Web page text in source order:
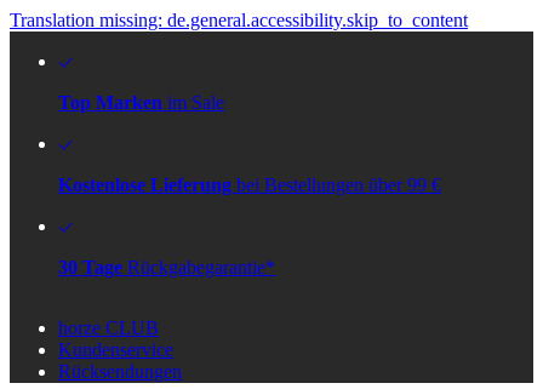
Translation missing: de.general.accessibility.skip_to_content
Top Marken im Sale
Kostenlose Lieferung bei Bestellungen über 99 €
30 Tage Rückgabegarantie*
horze CLUB
Kundenservice
Rücksendungen